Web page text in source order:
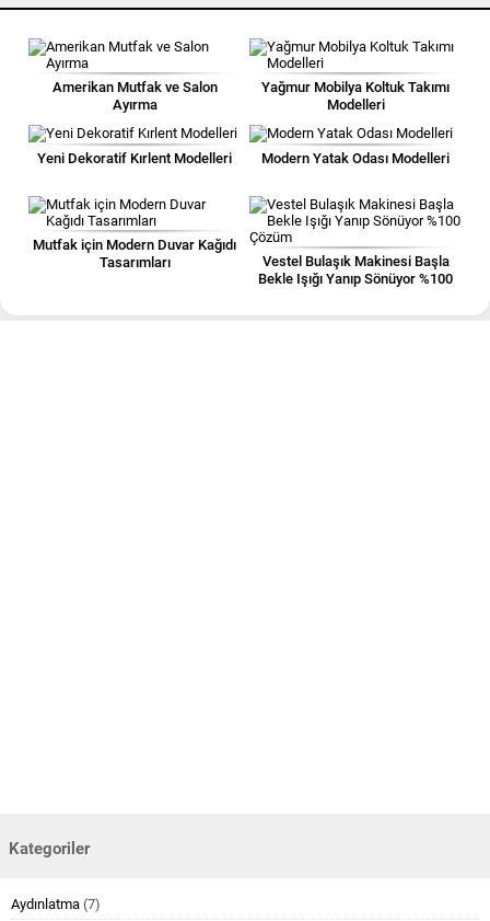
Amerikan Mutfak ve Salon
Ayırma
Yağmur Mobilya Koltuk Takımı
Modelleri
Yeni Dekoratif Kırlent Modelleri Modern Yatak Odası Modelleri
Mutfak için Modern Duvar Kağıdı
Tasarımları
Vestel Bulaşık Makinesi Başla
Bekle Işığı Yanıp Sönüyor %100
Kategoriler
Aydınlatma (7)